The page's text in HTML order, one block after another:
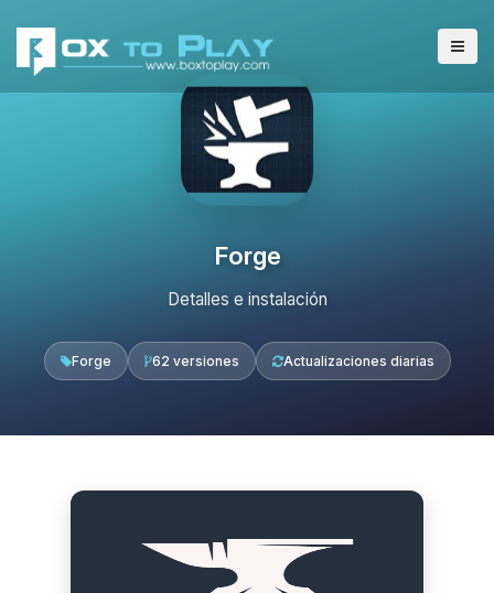
Forge
Detalles e instalación
Forge 62 versiones Actualizaciones diarias